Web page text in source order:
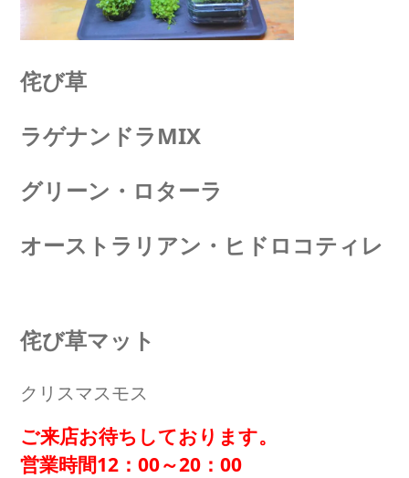
侘び草
ラゲナンドラMIX
グリーン・ロターラ
オーストラリアン・ヒドロコティレ
侘び草マット
クリスマスモス
ご来店お待ちしております。
営業時間12：00～20：00